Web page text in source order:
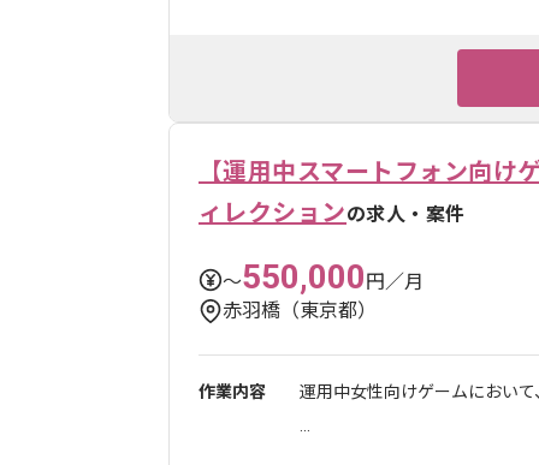
【運用中スマートフォン向け
ィレクションの求人・案件
〜550,000円／月
赤羽橋（東京都）
作業内容
運用中女性向けゲームにおい